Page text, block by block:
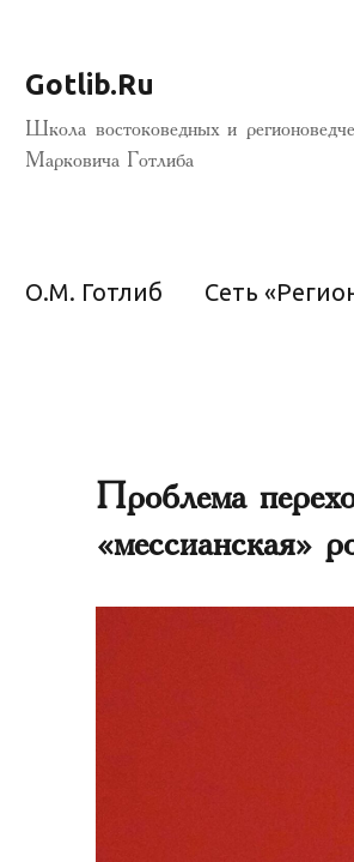
Gotlib.Ru
Школа востоковедных и
Марковича Готлиба
О.М. Готлиб Сеть
Проблема
«мессианская»